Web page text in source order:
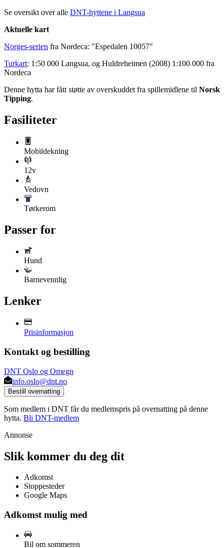
Se oversikt over alle DNT-hyttene i Langsua
Aktuelle kart
Norges-serien fra Nordeca: "Espedalen 10057"
Turkart: 1:50 000 Langsua, og Huldreheimen (2008) 1:100 000 fra
Nordeca
Denne hytta har fått støtte av overskuddet fra spillemidlene til Norsk
Tipping.
Fasiliteter
Mobildekning
12v
Vedovn
Tørkerom
Passer for
Hund
Barnevennlig
Lenker
Prisinformasjon
Kontakt og bestilling
DNT Oslo og Omegn
info.oslo@dnt.no
Bestill overnatting
Som medlem i DNT får du medlemspris på overnatting på denne
hytta. Bli DNT-medlem
Annonse
Slik kommer du deg dit
Adkomst
Stoppesteder
Google Maps
Adkomst mulig med
Bil om sommeren